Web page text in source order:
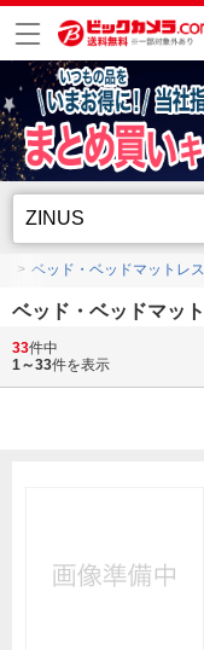
ベッド・ベッドマットレス
ベッド・ベッドマッ
マットレス スプリング
33件中
1～33件を表示